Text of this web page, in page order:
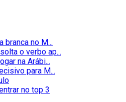
branca no M...
o verbo ap...
na Arábi...
para M...
no top 3